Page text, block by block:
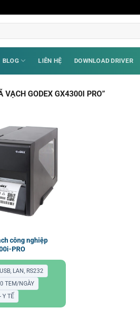
BLOG LIÊN HỆ DOWNLOAD DRIVER
GODEX GX4300I PRO”
công nghiệp
PRO
USB, LAN, RS232
TEM/NGÀY
Y TẾ